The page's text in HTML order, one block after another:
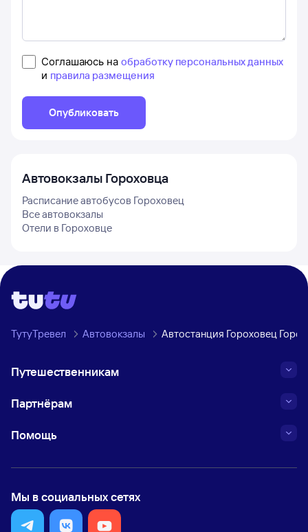
Соглашаюсь на обработку персональных данных
и правила размещения
Опубликовать
Автовокзалы Гороховца
Расписание автобусов Гороховец
Все автовокзалы
Отели в Гороховце
ТутуТревел Автовокзалы Автостанция Гороховец
Путешественникам
Партнёрам
Помощь
Мы в социальных сетях